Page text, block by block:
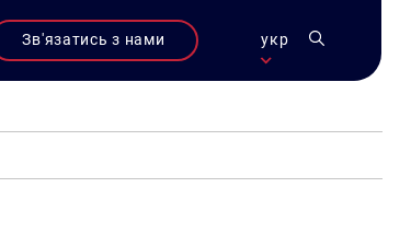
Зв'язатись з нами укр